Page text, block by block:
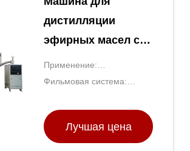
дистилляции
эфирных масел с
тонкой пленкой
Применение:
Концентрация/
Фильмовая система:
Лучшая цена